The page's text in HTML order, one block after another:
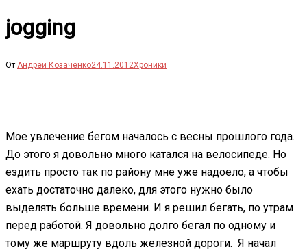
jogging
От Андрей Козаченко24.11.2012Хроники
Мое увлечение бегом началось с весны прошлого года.
До этого я довольно много катался на велосипеде. Но
ездить просто так по району мне уже надоело, а чтобы
ехать достаточно далеко, для этого нужно было
выделять больше времени. И я решил бегать, по утрам
перед работой. Я довольно долго бегал по одному и
тому же маршруту вдоль железной дороги. Я начал